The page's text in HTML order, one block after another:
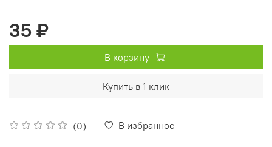
(0) В избранное
35 ₽
В корзину
Купить в 1 клик